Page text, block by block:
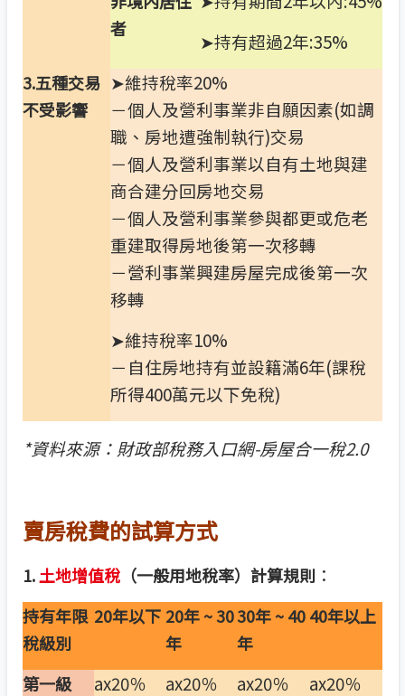
者
➤持有超過2年:35%
3.五種交易
不受影響
➤維持稅率20%
－個人及營利事業非自願因素(如調
職、房地遭強制執行)交易
－個人及營利事業以自有土地與建
商合建分回房地交易
－個人及營利事業參與都更或危老
重建取得房地後第一次移轉
－營利事業興建房屋完成後第一次
移轉
➤維持稅率10%
－自住房地持有並設籍滿6年(課稅
所得400萬元以下免稅)
*資料來源：財政部稅務入口網-房屋合一稅2.0
賣房稅費的試算方式
1.土地增值稅 （一般用地稅率）計算規則 ：
持有年限
稅級別
20年以下 20年 ~ 30
年
30年 ~ 40
年
40年以上
第一級 ax20％ ax20％ ax20％ ax20％